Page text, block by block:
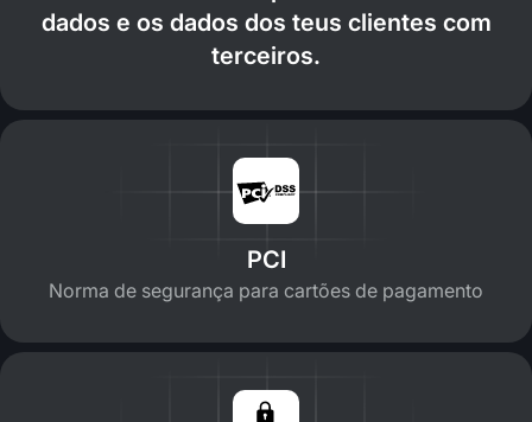
dados e os dados dos teus clientes com
terceiros.
PCI
Norma de segurança para cartões de pagamento